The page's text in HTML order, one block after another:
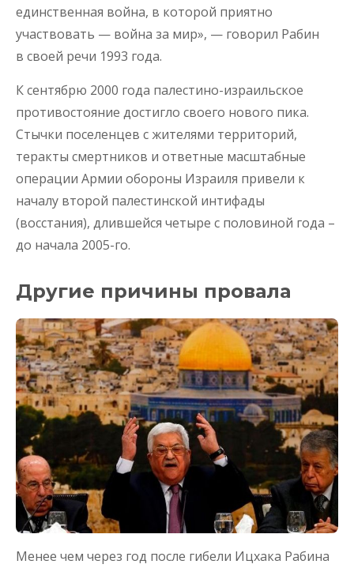
единственная война, в которой приятно
участвовать — война за мир», — говорил Рабин
в своей речи 1993 года.
К сентябрю 2000 года палестино-израильское
противостояние достигло своего нового пика.
Стычки поселенцев с жителями территорий,
теракты смертников и ответные масштабные
операции Армии обороны Израиля привели к
началу второй палестинской интифады
(восстания), длившейся четыре с половиной года –
до начала 2005-го.
Другие причины провала
Менее чем через год после гибели Ицхака Рабина